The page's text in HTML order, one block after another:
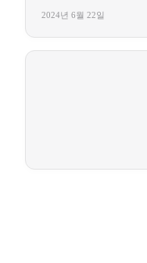
2024년 6월 22일